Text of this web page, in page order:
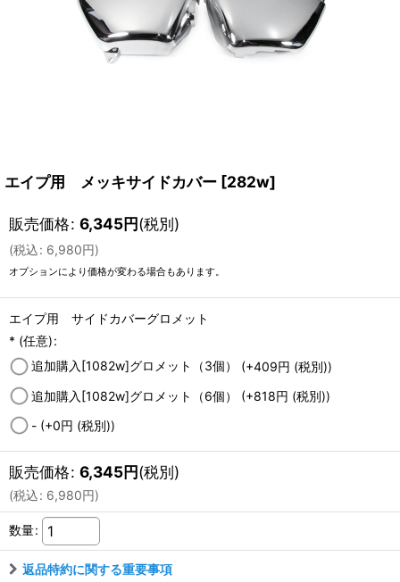
エイプ用 メッキサイドカバー [282w]
販売価格: 6,345円(税別)
(税込: 6,980円)
オプションにより価格が変わる場合もあります。
エイプ用 サイドカバーグロメット
* (任意):
追加購入[1082w]グロメット（3個） (+409円 (税別))
追加購入[1082w]グロメット（6個） (+818円 (税別))
- (+0円 (税別))
販売価格: 6,345円(税別)
(税込: 6,980円)
数量:
返品特約に関する重要事項